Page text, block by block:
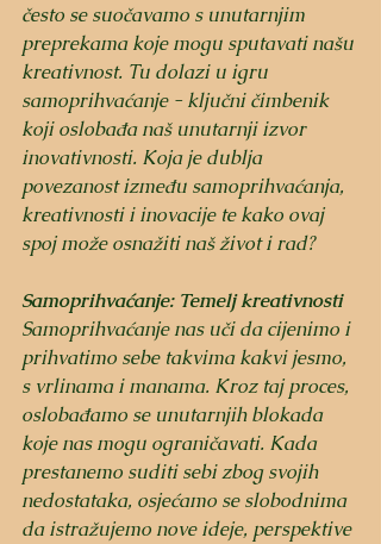
često se suočavamo s unutarnjim
preprekama koje mogu sputavati našu
kreativnost. Tu dolazi u igru
samoprihvaćanje - ključni čimbenik
koji oslobađa naš unutarnji izvor
inovativnosti. Koja je dublja
povezanost između samoprihvaćanja,
kreativnosti i inovacije te kako ovaj
spoj može osnažiti naš život i rad?
Samoprihvaćanje: Temelj kreativnosti
Samoprihvaćanje nas uči da cijenimo i
prihvatimo sebe takvima kakvi jesmo,
s vrlinama i manama. Kroz taj proces,
oslobađamo se unutarnjih blokada
koje nas mogu ograničavati. Kada
prestanemo suditi sebi zbog svojih
nedostataka, osjećamo se slobodnima
da istražujemo nove ideje, perspektive